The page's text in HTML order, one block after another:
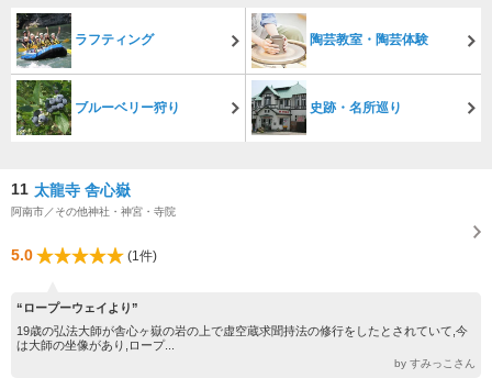
ラフティング 陶芸教室・陶芸体験
ブルーベリー狩り 史跡・名所巡り
11 太龍寺 舎心嶽
阿南市／その他神社・神宮・寺院
5.0 (1件)
“ロープーウェイより”
19歳の弘法大師が舎心ヶ嶽の岩の上で虚空蔵求聞持法の修行をしたとされていて,今
は大師の坐像があり,ロープ...
by すみっこさん